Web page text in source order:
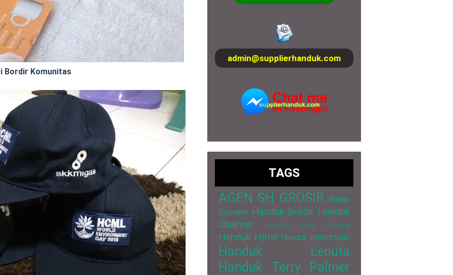
Bordir Komunitas
admin@supplierhanduk.com
TAGS
AGEN SH GROSIR Bahan
Souvenir Handuk Bordir Handuk
Chalmer
Handuk Cuci Gudang
Handuk Hotel Handuk Immortelle
Handuk Lenuta
Handuk Terry Palmer